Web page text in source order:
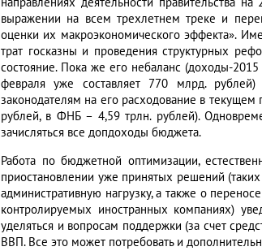
выражении на всем трехлетнем треке и
оценки их макроэкономического эффекта».
трат госказны и проведения структурных
состояние. Пока же его небаланс (доходы-
февраля уже составляет 770 млрд. рублей)
законодателям на его расходование в
рублей, в ФНБ – 4,59 трлн. рублей).
зачисляться все допдоходы бюджета.
Работа по бюджетной оптимизации,
приостановлении уже принятых решений
административную нагрузку, а также о
контролируемых иностранных компаниях)
уделяться и вопросам поддержки (за счет
ВВП. Все это может потребовать и